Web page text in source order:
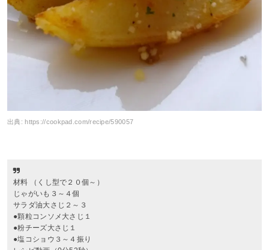
出典: https://cookpad.com/recipe/590057
材料 （くし型で２０個～）
じゃがいも３～４個
サラダ油大さじ２～３
●顆粒コンソメ大さじ１
●粉チーズ大さじ１
●塩コショウ３～４振り